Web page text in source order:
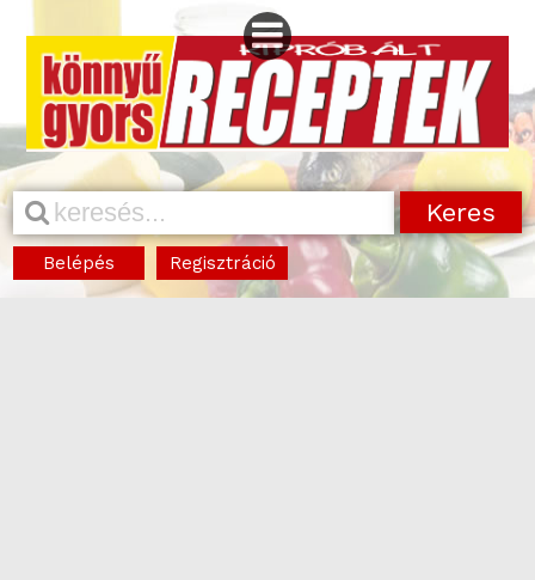
Belépés Regisztráció